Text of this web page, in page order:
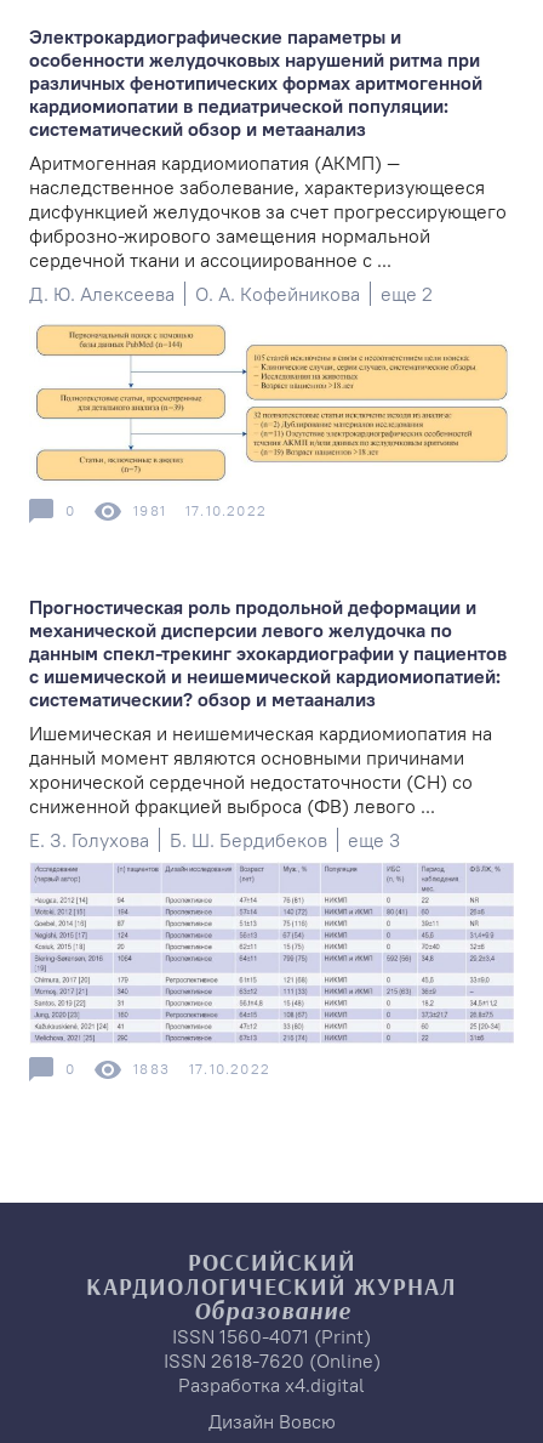
Электрокардиографические параметры и
особенности желудочковых нарушений ритма при
различных фенотипических формах аритмогенной
кардиомиопатии в педиатрической популяции:
систематический обзор и метаанализ
Аритмогенная кардиомиопатия (АКМП) —
наследственное заболевание, характеризующееся
дисфункцией желудочков за счет прогрессирующего
фиброзно-жирового замещения нормальной
сердечной ткани и ассоциированное с ...
Д. Ю. Алексеева
О. А. Кофейникова еще 2
0 1981 17.10.2022
Прогностическая роль продольной деформации и
механической дисперсии левого желудочка по
данным спекл-трекинг эхокардиографии у пациентов
с ишемической и неишемической кардиомиопатией:
систематическии? обзор и метаанализ
Ишемическая и неишемическая кардиомиопатия на
данный момент являются основными причинами
хронической сердечной недостаточности (СН) со
сниженной фракцией выброса (ФВ) левого ...
Е. З. Голухова
Б. Ш. Бердибеков еще 3
0 1883 17.10.2022
РОССИЙСКИЙ
КАРДИОЛОГИЧЕСКИЙ ЖУРНАЛ
Образование
ISSN 1560-4071 (Print)
ISSN 2618-7620 (Online)
Разработка x4.digital
Дизайн Вовсю